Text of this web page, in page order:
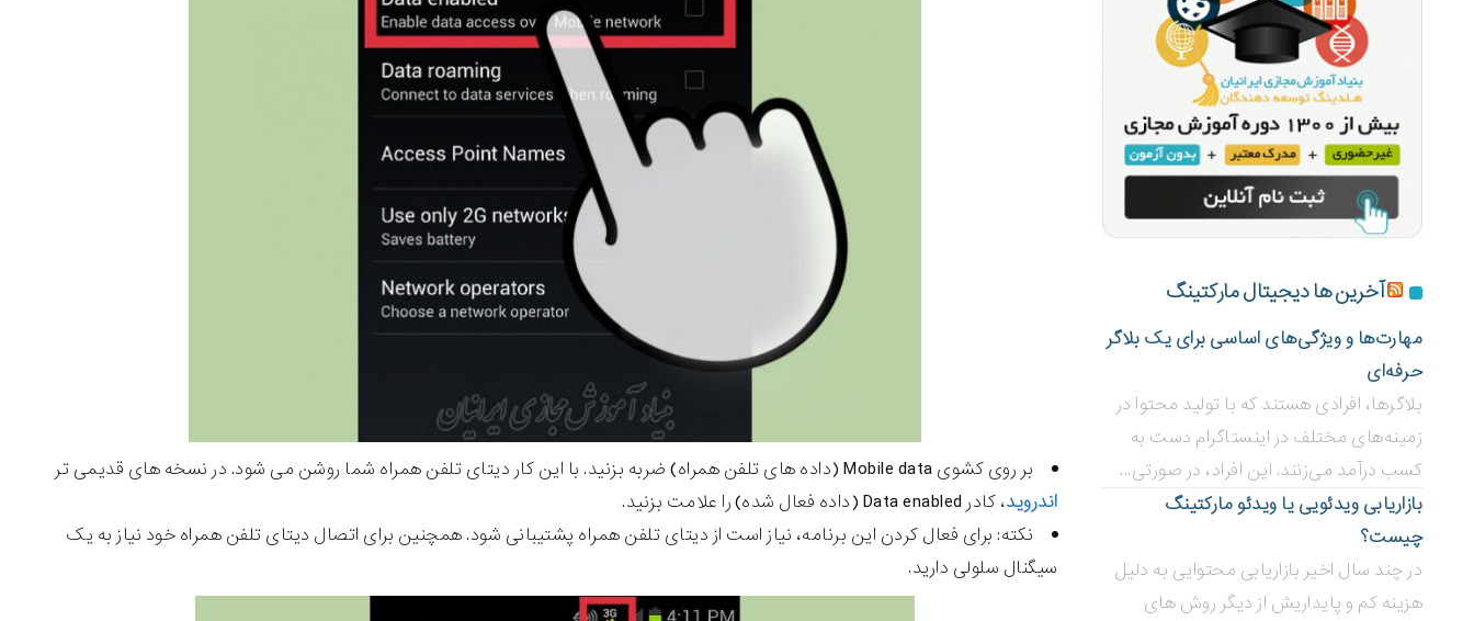
بر روی کشوی Mobile data (داده های تلفن همراه) ضربه بزنید. با این کار دیتای تلفن همراه شما روشن می شود. در نسخه های قدیمی تر
اندروید، کادر Data enabled (داده فعال شده) را علامت بزنید.
نکته: برای فعال کردن این برنامه، نیاز است از دیتای تلفن همراه پشتیبانی شود. همچنین برای اتصال دیتای تلفن همراه خود نیاز به یک
سیگنال سلولی دارید.
آخرین ها دیجیتال مارکتینگ
مهارت‌ها و ویژگی‌های اساسی برای یک بلاگر
حرفه‌ای
بلاگر‌ها، افرادی هستند که با تولید محتوا در
زمینه‌های مختلف در اینستاگرام دست به
کسب درآمد می‌زنند. این افراد، در صورتی...
بازاریابی ویدئویی ‌یا ویدئو مارکتینگ
چیست؟
در چند سال اخیر بازاریابی محتوایی به دلیل
هزینه کم و پایداریش از دیگر روش های